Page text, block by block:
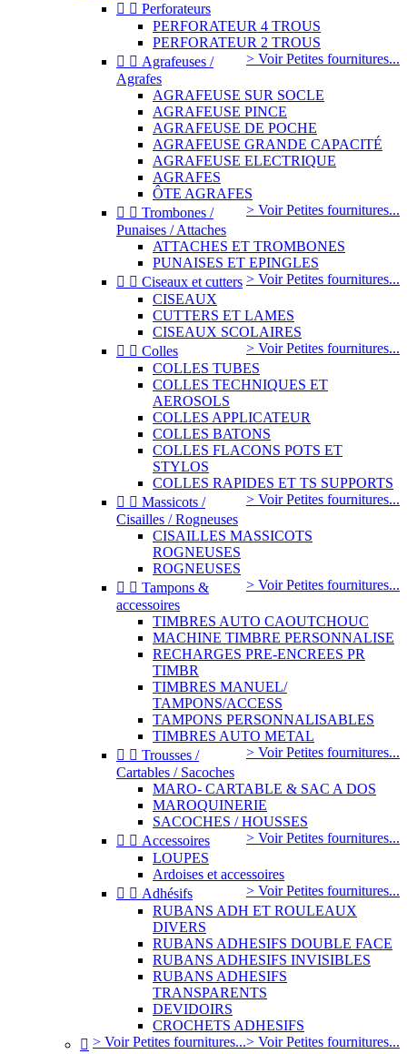
  Perforateurs
PERFORATEUR 4 TROUS
PERFORATEUR 2 TROUS
> Voir Petites fournitures...
  Agrafeuses /
Agrafes
AGRAFEUSE SUR SOCLE
AGRAFEUSE PINCE
AGRAFEUSE DE POCHE
AGRAFEUSE GRANDE CAPACITÉ
AGRAFEUSE ELECTRIQUE
AGRAFES
ÔTE AGRAFES
> Voir Petites fournitures...
  Trombones /
Punaises / Attaches
ATTACHES ET TROMBONES
PUNAISES ET EPINGLES
> Voir Petites fournitures...
  Ciseaux et cutters
CISEAUX
CUTTERS ET LAMES
CISEAUX SCOLAIRES
> Voir Petites fournitures...
  Colles
COLLES TUBES
COLLES TECHNIQUES ET
AEROSOLS
COLLES APPLICATEUR
COLLES BATONS
COLLES FLACONS POTS ET
STYLOS
COLLES RAPIDES ET TS SUPPORTS
> Voir Petites fournitures...
  Massicots /
Cisailles / Rogneuses
CISAILLES MASSICOTS
ROGNEUSES
ROGNEUSES
> Voir Petites fournitures...
  Tampons &
accessoires
TIMBRES AUTO CAOUTCHOUC
MACHINE TIMBRE PERSONNALISE
RECHARGES PRE-ENCREES PR
TIMBR
TIMBRES MANUEL/
TAMPONS/ACCESS
TAMPONS PERSONNALISABLES
TIMBRES AUTO METAL
> Voir Petites fournitures...
  Trousses /
Cartables / Sacoches
MARO- CARTABLE & SAC A DOS
MAROQUINERIE
SACOCHES / HOUSSES
> Voir Petites fournitures...
  Accessoires
LOUPES
Ardoises et accessoires
> Voir Petites fournitures...
  Adhésifs
RUBANS ADH ET ROULEAUX
DIVERS
RUBANS ADHESIFS DOUBLE FACE
RUBANS ADHESIFS INVISIBLES
RUBANS ADHESIFS
TRANSPARENTS
DEVIDOIRS
CROCHETS ADHESIFS
> Voir Petites fournitures...
> Voir Petites fournitures...
